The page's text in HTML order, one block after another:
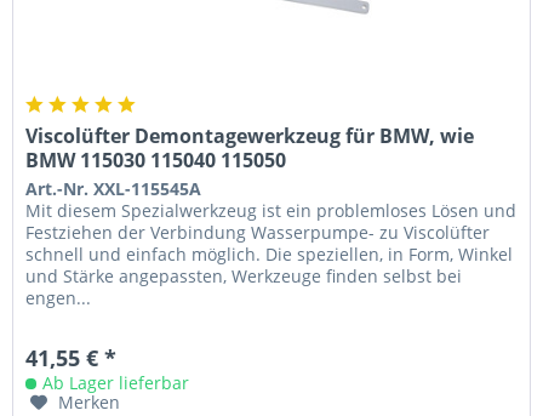
Viscolüfter Demontagewerkzeug für BMW, wie
BMW 115030 115040 115050
Art.-Nr. XXL-115545A
Mit diesem Spezialwerkzeug ist ein problemloses Lösen und
Festziehen der Verbindung Wasserpumpe- zu Viscolüfter
schnell und einfach möglich. Die speziellen, in Form, Winkel
und Stärke angepassten, Werkzeuge finden selbst bei
engen...
41,55 € *
Ab Lager lieferbar
Merken